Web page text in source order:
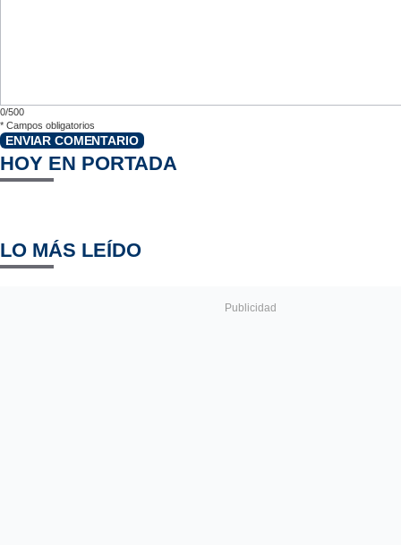
0/500
* Campos obligatorios
ENVIAR COMENTARIO
HOY EN PORTADA
LO MÁS LEÍDO